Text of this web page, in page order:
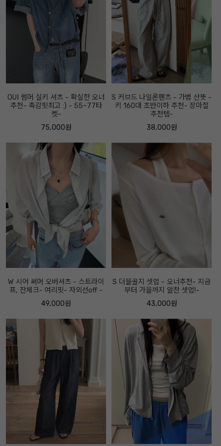
OUI 썸머 실키 셔츠 - 확실한 오너
추천- 촉감핏최고 :) - 55~77타
켓-
75,000원
S 커브드 나일론팬츠 - 가볍 산뜻 -
키 160대 초반이하 추천- 장마철
추천템-
38,000원
W 시어 써머 오버셔츠 - 스트라이
프, 잔체크- 여리핏- 자외선off -
49,000원
S 더블골지 셋업 - 오너추천- 지금
부터 가을까지 알찬 셋업!-
43,000원